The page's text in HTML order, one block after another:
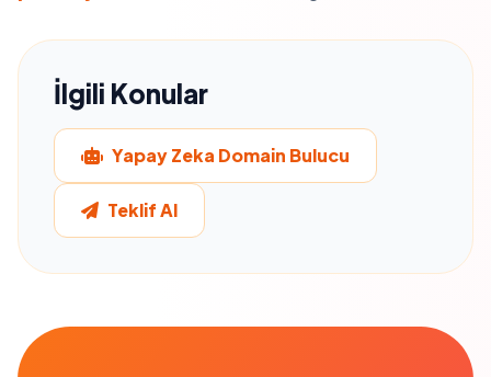
İlgili Konular
Yapay Zeka Domain Bulucu
Teklif Al